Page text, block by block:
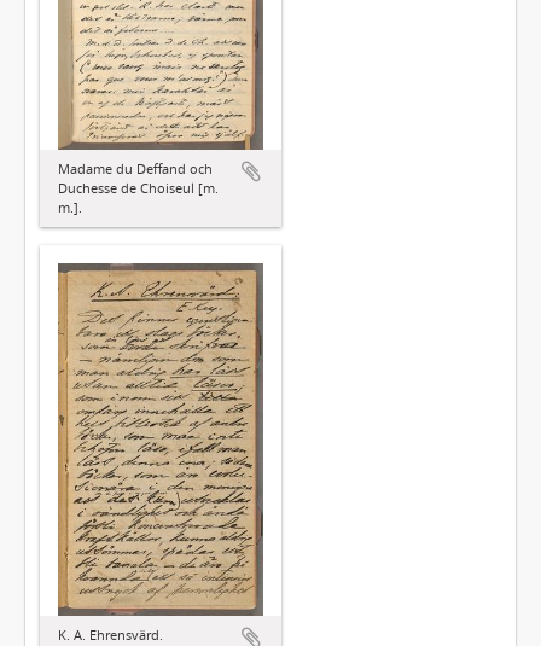
Madame du Deffand och
Duchesse de Choiseul [m.
m.].
K. A. Ehrensvärd.